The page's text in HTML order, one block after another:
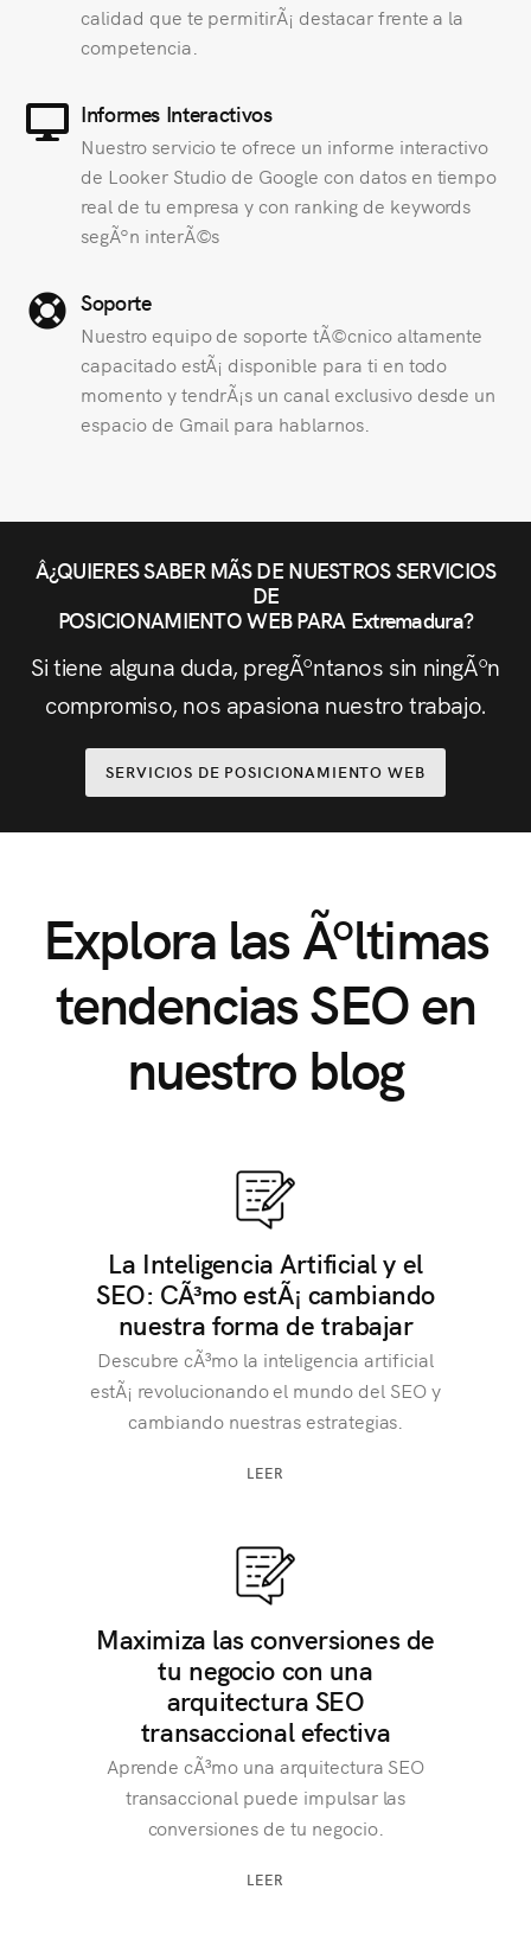
calidad que te permitirÃ¡ destacar frente a la
competencia.
Informes Interactivos
Nuestro servicio te ofrece un informe interactivo
de Looker Studio de Google con datos en tiempo
real de tu empresa y con ranking de keywords
segÃºn interÃ©s
Soporte
Nuestro equipo de soporte tÃ©cnico altamente
capacitado estÃ¡ disponible para ti en todo
momento y tendrÃ¡s un canal exclusivo desde un
espacio de Gmail para hablarnos.
Â¿QUIERES SABER MÃS DE NUESTROS SERVICIOS
DE
POSICIONAMIENTO WEB PARA Extremadura?
Si tiene alguna duda, pregÃºntanos sin ningÃºn
compromiso, nos apasiona nuestro trabajo.
SERVICIOS DE POSICIONAMIENTO WEB
Explora las Ãºltimas
tendencias SEO en
nuestro blog
La Inteligencia Artificial y el
SEO: CÃ³mo estÃ¡ cambiando
nuestra forma de trabajar
Descubre cÃ³mo la inteligencia artificial
estÃ¡ revolucionando el mundo del SEO y
cambiando nuestras estrategias.
LEER
Maximiza las conversiones de
tu negocio con una
arquitectura SEO
transaccional efectiva
Aprende cÃ³mo una arquitectura SEO
transaccional puede impulsar las
conversiones de tu negocio.
LEER